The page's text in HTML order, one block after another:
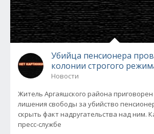
Убийца пенсионера
колонии строгого
Новости
Житель Аргаяшского района приговорен
лишения свободы за убийство
скрыть факт надругательства над ним.
пресс-службе